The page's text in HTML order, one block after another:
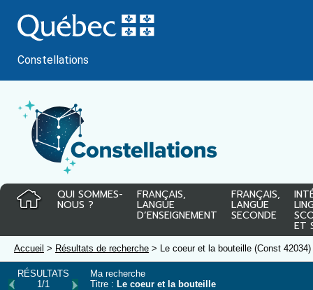
au
contenu
Constellations
QUI SOMMES-
NOUS ?
FRANÇAIS,
LANGUE
D’ENSEIGNEMENT
FRANÇAIS,
LANGUE
SECONDE
ET
Accueil > Résultats de recherche > Le coeur et la bouteille (Const 42034)
RÉSULTATS
1/1
Ma recherche
Titre : Le coeur et la bouteille